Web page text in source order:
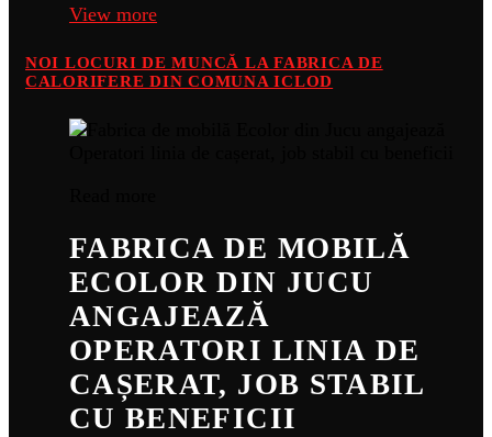
View more
NOI LOCURI DE MUNCĂ LA FABRICA DE
CALORIFERE DIN COMUNA ICLOD
FABRICA DE MOBILĂ
ECOLOR DIN JUCU
ANGAJEAZĂ
OPERATORI LINIA DE
CAȘERAT, JOB STABIL
CU BENEFICII